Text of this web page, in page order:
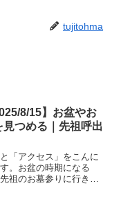
tujitohma
8/15】お盆やお
見つめる｜先祖呼出
「アクセス」をこんに
。お盆の時期になる
祖のお墓参りに行きま